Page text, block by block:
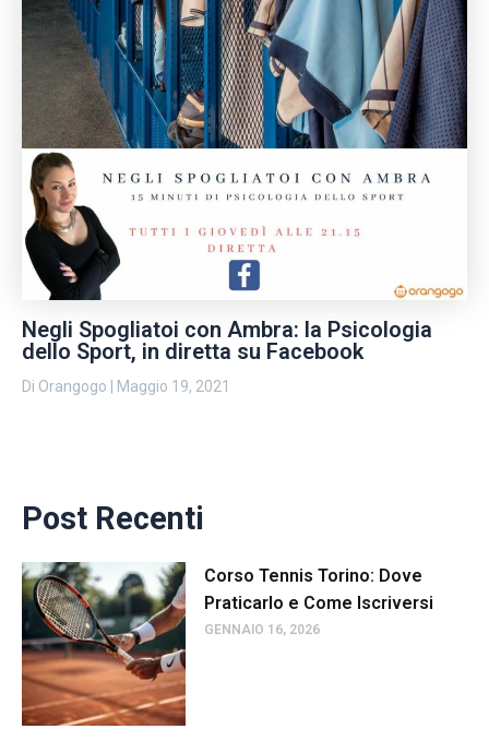
Negli Spogliatoi con Ambra: la Psicologia
dello Sport, in diretta su Facebook
Di Orangogo Maggio 19, 2021
Post Recenti
Corso Tennis Torino: Dove
Praticarlo e Come Iscriversi
GENNAIO 16, 2026